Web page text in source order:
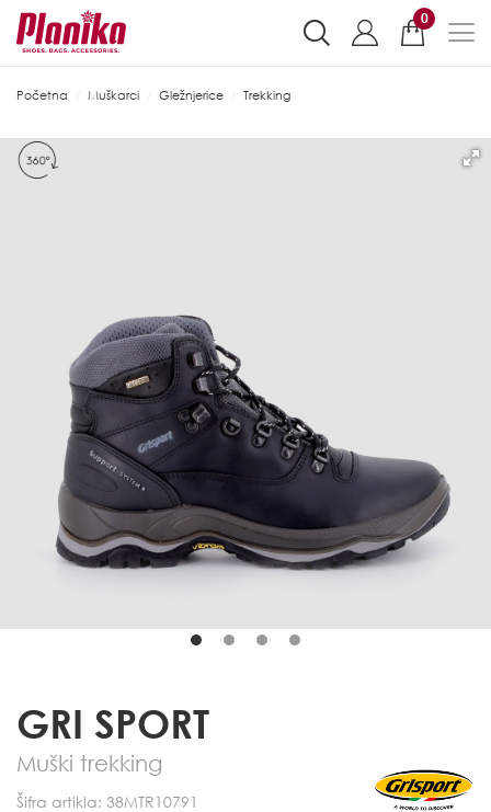
0
Početna Muškarci Gležnjerice Trekking
GRI SPORT
Muški trekking
Šifra artikla: 38MTR10791